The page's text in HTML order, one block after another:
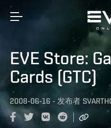
EVE Store:
Cards (GTC)
2008-06-16 - 发布者